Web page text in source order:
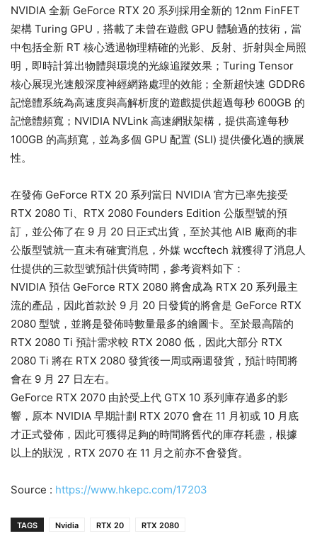
NVIDIA 全新 GeForce RTX 20 系列採用全新的 12nm FinFET
架構 Turing GPU，搭載了未曾在遊戲 GPU 體驗過的技術，當
中包括全新 RT 核心透過物理精確的光影、反射、折射與全局照
明，即時計算出物體與環境的光線追蹤效果；Turing Tensor
核心展現光速般深度神經網路處理的效能；全新超快速 GDDR6
記憶體系統為高速度與高解析度的遊戲提供超過每秒 600GB 的
記憶體頻寬；NVIDIA NVLink 高速網狀架構，提供高達每秒
100GB 的高頻寬，並為多個 GPU 配置 (SLI) 提供優化過的擴展
性。
在發佈 GeForce RTX 20 系列當日 NVIDIA 官方已率先接受
RTX 2080 Ti、RTX 2080 Founders Edition 公版型號的預
訂，並公佈了在 9 月 20 日正式出貨，至於其他 AIB 廠商的非
公版型號就一直未有確實消息，外媒 wccftech 就獲得了消息人
仕提供的三款型號預計供貨時間，參考資料如下：
NVIDIA 預估 GeForce RTX 2080 將會成為 RTX 20 系列最主
流的產品，因此首款於 9 月 20 日發貨的將會是 GeForce RTX
2080 型號，並將是發佈時數量最多的繪圖卡。至於最高階的
RTX 2080 Ti 預計需求較 RTX 2080 低，因此大部分 RTX
2080 Ti 將在 RTX 2080 發貨後一周或兩週發貨，預計時間將
會在 9 月 27 日左右。
GeForce RTX 2070 由於受上代 GTX 10 系列庫存過多的影
響，原本 NVIDIA 早期計劃 RTX 2070 會在 11 月初或 10 月底
才正式發佈，因此可獲得足夠的時間將舊代的庫存耗盡，根據
以上的狀況，RTX 2070 在 11 月之前亦不會發貨。
Source : https://www.hkepc.com/17203
TAGS Nvidia RTX 20 RTX 2080